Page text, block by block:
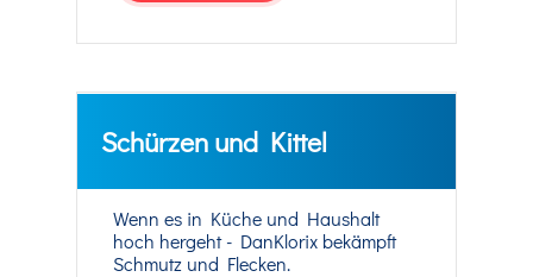
Schürzen und Kittel
Wenn es in Küche und Haushalt
hoch hergeht - DanKlorix bekämpft
Schmutz und Flecken.